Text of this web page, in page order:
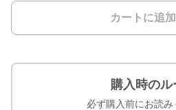
カートに追
購入時のル
必ず購入前にお読み